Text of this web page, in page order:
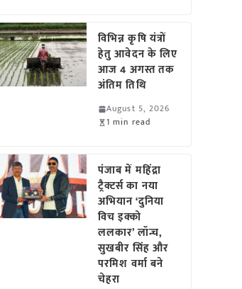
विभिन्न कृषि यंत्रों
हेतु आवेदन के लिए
आज 4 अगस्त तक
अंतिम तिथि
August 5, 2026
1 min read
पंजाब में महिंद्रा
ट्रैक्टर्स का नया
अभियान ‘दुनिया
विच इक्को
ललकार’ लॉन्च,
सुखबीर सिंह और
परमिश वर्मा बने
चेहरा